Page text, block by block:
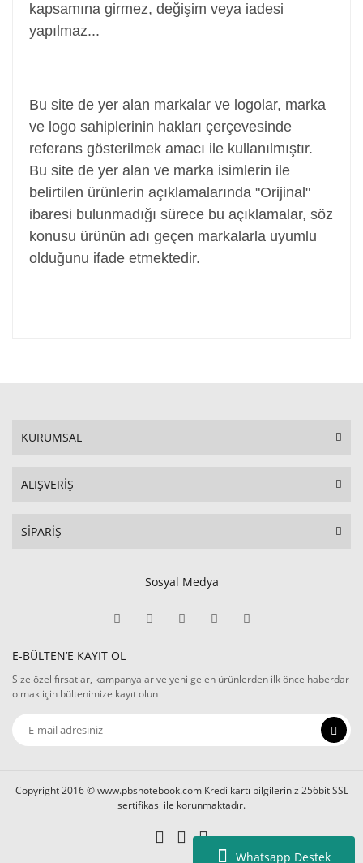
Whatsapp Destek
kapsamına girmez, değişim veya iadesi
yapılmaz...
Bu site de yer alan markalar ve logolar, marka
ve logo sahiplerinin hakları çerçevesinde
referans gösterilmek amacı ile kullanılmıştır.
Bu site de yer alan ve marka isimlerin ile
belirtilen ürünlerin açıklamalarında "Orijinal"
ibaresi bulunmadığı sürece bu açıklamalar, söz
konusu ürünün adı geçen markalarla uyumlu
olduğunu ifade etmektedir.
KURUMSAL
ALIŞVERİŞ
SİPARİŞ
Sosyal Medya
E-BÜLTEN’E KAYIT OL
Size özel fırsatlar, kampanyalar ve yeni gelen ürünlerden ilk önce haberdar
olmak için bültenimize kayıt olun
Copyright 2016 © www.pbsnotebook.com Kredi kartı bilgileriniz 256bit SSL
sertifikası ile korunmaktadır.